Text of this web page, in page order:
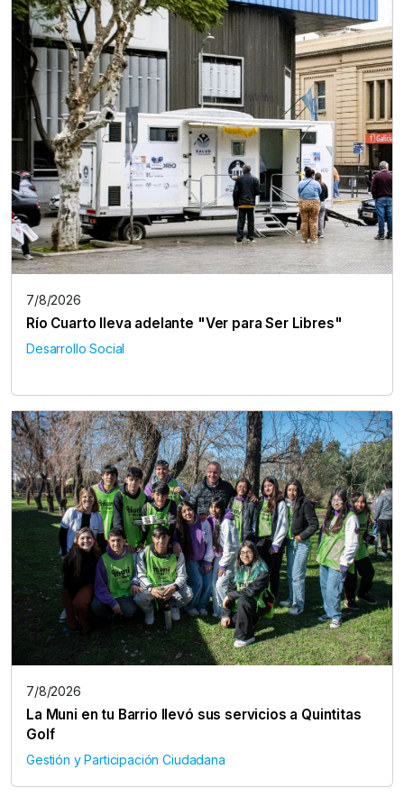
7/8/2026
Río Cuarto lleva adelante "Ver para Ser Libres"
Desarrollo Social
7/8/2026
La Muni en tu Barrio llevó sus servicios a Quintitas
Golf
Gestión y Participación Ciudadana